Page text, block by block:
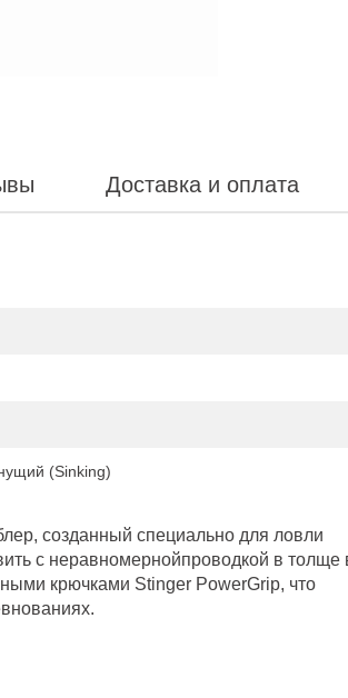
Доставка и оплата
(Sinking)
созданный специально для ловли
с неравномернойпроводкой в толще
крючками Stinger PowerGrip, что